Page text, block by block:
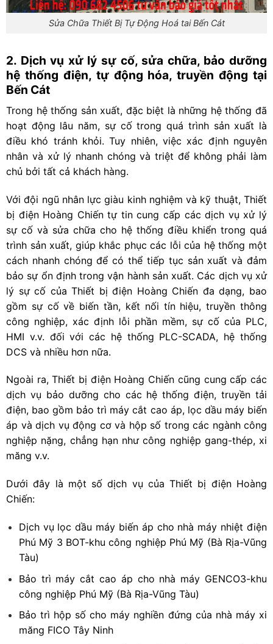
Sửa Chữa Thiết Bị Tự Động Hoá tai Bến Cát
2. Dịch vụ xử lý sự cố, sửa chữa, bảo dưỡng
hệ thống điện, tự động hóa, truyền động tại
Bến Cát
Trong hệ thống sản xuất, đặc biệt là những hệ thống đã
hoạt động lâu năm, sự cố trong quá trình sản xuất là
điều khó tránh khỏi. Tuy nhiên, việc xác định nguyên
nhân và xử lý nhanh chóng và triệt để không phải làm
chủ bởi tất cả khách hàng.
Với đội ngũ nhân lực giàu kinh nghiệm và kỹ thuật, Thiết
bị điện Hoàng Chiến tự tin cung cấp các dịch vụ xử lý
sự cố và sửa chữa cho hệ thống điều khiển trong quá
trình sản xuất, giúp khắc phục các lỗi của hệ thống một
cách nhanh chóng để có thể tiếp tục sản xuất và đảm
bảo sự ổn định trong vận hành sản xuất. Các dịch vụ xử
lý sự cố của Thiết bị điện Hoàng Chiến đa dạng, bao
gồm sự cố về biến tần, kết nối tín hiệu, truyền thông
công nghiệp, xác định lỗi phần mềm, sự cố của PLC,
HMI v.v. đối với các hệ thống PLC-SCADA, hệ thống
DCS và nhiều hơn nữa.
Ngoài ra, Thiết bị điện Hoàng Chiến cũng cung cấp các
dịch vụ bảo dưỡng cho các hệ thống điện, truyền tải
điện, bao gồm bảo trì máy cắt cao áp, lọc dầu máy biến
áp và dịch vụ động cơ và hộp số trong các ngành công
nghiệp nặng, chẳng hạn như công nghiệp gang-thép, xi
măng v.v.
Dưới đây là một số dịch vụ của Thiết bị điện Hoàng
Chiến:
Dịch vụ lọc dầu máy biến áp cho nhà máy nhiệt điện
Phú Mỹ 3 BOT-khu công nghiệp Phú Mỹ (Bà Rịa-Vũng
Tàu)
Bảo trì máy cắt cao áp cho nhà máy GENCO3-khu
công nghiệp Phú Mỹ (Bà Rịa-Vũng Tàu)
Bảo trì hộp số cho máy nghiền đứng của nhà máy xi
măng FICO Tây Ninh